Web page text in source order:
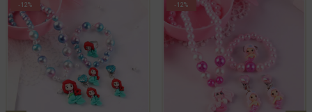
-12% -12%